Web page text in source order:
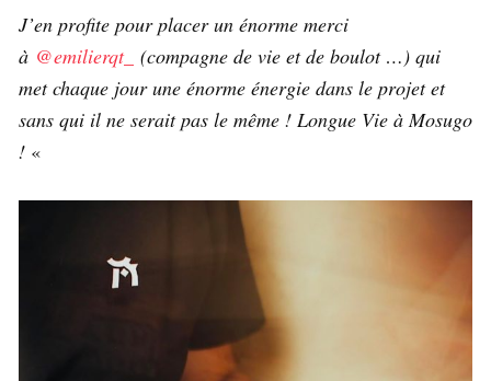
J’en profite pour placer un énorme merci
à @emilierqt_ (compagne de vie et de boulot …) qui
met chaque jour une énorme énergie dans le projet et
sans qui il ne serait pas le même ! Longue Vie à Mosugo
! «